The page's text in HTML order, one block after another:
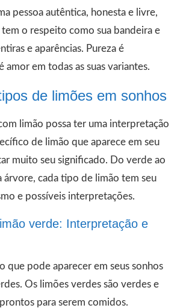
pessoa autêntica, honesta e livre,
tem o respeito como sua bandeira e
e aparências. Pureza é
amor em todas as suas variantes.
de limões em sonhos
limão possa ter uma interpretação
de limão que aparece em seu
muito seu significado. Do verde ao
árvore, cada tipo de limão tem seu
e possíveis interpretações.
verde: Interpretação e
que pode aparecer em seus sonhos
Os limões verdes são verdes e
para serem comidos.